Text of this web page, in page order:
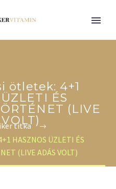
ötletek: 4+1
ÉS
(LIVE
titka
HASZNOS ÜZLETI ÉS
(LIVE ADÁS VOLT)